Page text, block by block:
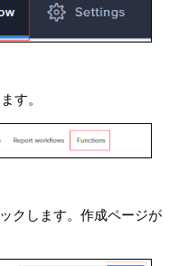
す。
クします。作成ページが